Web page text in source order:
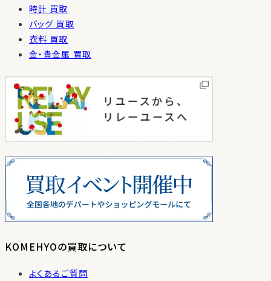
時計 買取
バッグ 買取
衣料 買取
金・貴金属 買取
KOMEHYOの買取について
よくあるご質問